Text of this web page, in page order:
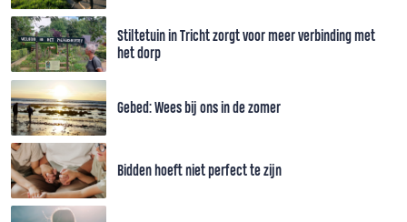
Stiltetuin in Tricht zorgt voor meer verbinding met
het dorp
Gebed: Wees bij ons in de zomer
Bidden hoeft niet perfect te zijn